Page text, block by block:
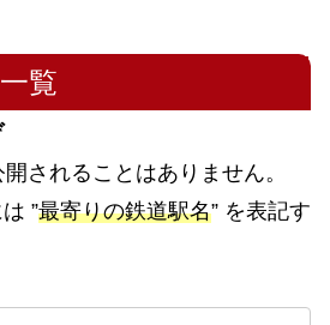
覧
されることはありません。
”最寄りの鉄道駅名” を表記す